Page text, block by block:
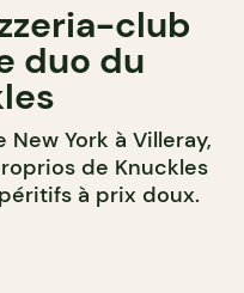
club
duo du
York à Villeray,
de Knuckles
à prix doux.